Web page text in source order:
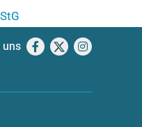
uns Facebook
X Instagram